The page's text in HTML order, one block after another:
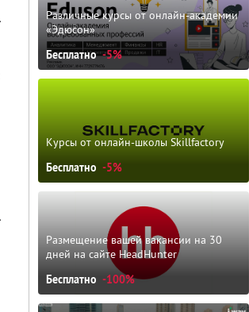
Различные курсы от онлайн-академии
«Эдюсон»
Бесплатно -5%
Курсы от онлайн-школы Skillfactory
Бесплатно -5%
Размещение вашей вакансии на 30
дней на сайте HeadHunter
Бесплатно -100%